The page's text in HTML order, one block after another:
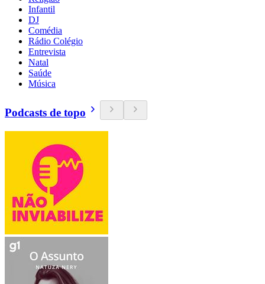
Infantil
DJ
Comédia
Rádio Colégio
Entrevista
Natal
Saúde
Música
Podcasts de topo